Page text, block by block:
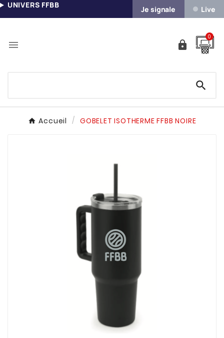
UNIVERS FFBB Je signale Live
 
0

Accueil GOBELET ISOTHERME FFBB NOIRE